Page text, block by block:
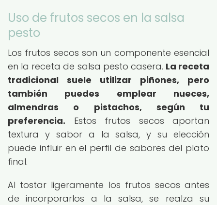
Uso de frutos secos en la salsa
pesto
Los frutos secos son un componente esencial
en la receta de salsa pesto casera. La receta
tradicional suele utilizar piñones, pero
también puedes emplear nueces,
almendras o pistachos, según tu
preferencia. Estos frutos secos aportan
textura y sabor a la salsa, y su elección
puede influir en el perfil de sabores del plato
final.
Al tostar ligeramente los frutos secos antes
de incorporarlos a la salsa, se realza su